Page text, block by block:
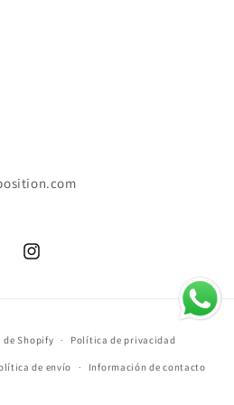
Instagram
de
pago
de Shopify Política de privacidad
de envío Información de contacto